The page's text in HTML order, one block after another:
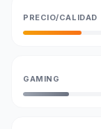
PRECIO/CALIDAD
GAMING